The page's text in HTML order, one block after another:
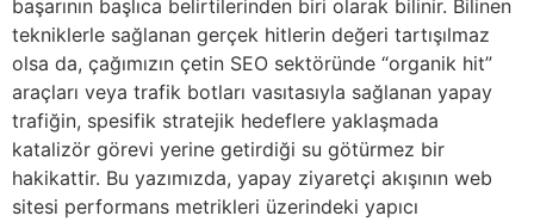
başarının başlıca belirtilerinden biri olarak bilinir. Bilinen
tekniklerle sağlanan gerçek hitlerin değeri tartışılmaz
olsa da, çağımızın çetin SEO sektöründe “organik hit”
araçları veya trafik botları vasıtasıyla sağlanan yapay
trafiğin, spesifik stratejik hedeflere yaklaşmada
katalizör görevi yerine getirdiği su götürmez bir
hakikattir. Bu yazımızda, yapay ziyaretçi akışının web
sitesi performans metrikleri üzerindeki yapıcı